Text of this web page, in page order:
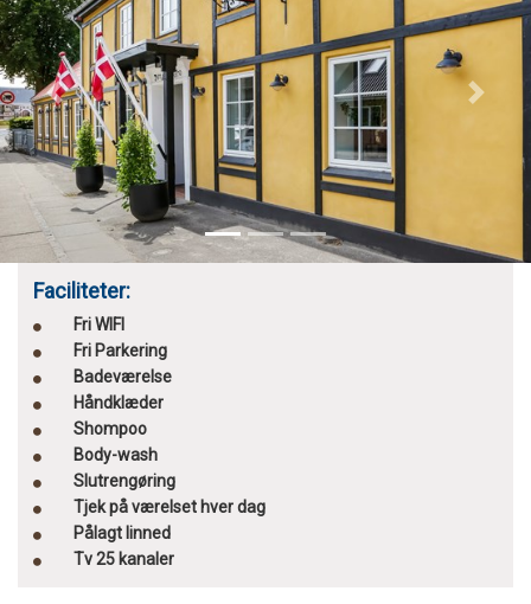
Previous Next
Faciliteter:
Fri WIFI
Fri Parkering
Badeværelse
Håndklæder
Shompoo
Body-wash
Slutrengøring
Tjek på værelset hver dag
Pålagt linned
Tv 25 kanaler